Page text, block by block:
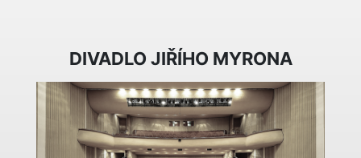
DIVADLO JIŘÍHO MYRONA